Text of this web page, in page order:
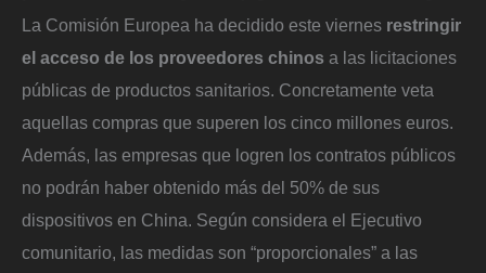
La Comisión Europea ha decidido este viernes restringir
el acceso de los proveedores chinos a las licitaciones
públicas de productos sanitarios. Concretamente veta
aquellas compras que superen los cinco millones euros.
Además, las empresas que logren los contratos públicos
no podrán haber obtenido más del 50% de sus
dispositivos en China. Según considera el Ejecutivo
comunitario, las medidas son “proporcionales” a las